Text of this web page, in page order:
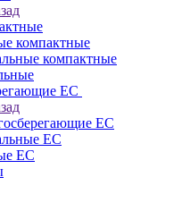
компактные
компактные
EC
EC
EC
EC